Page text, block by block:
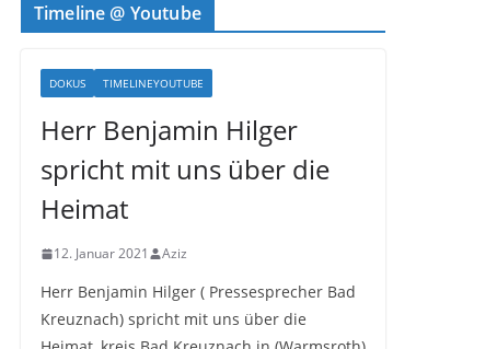
Timeline @ Youtube
DOKUS TIMELINEYOUTUBE
Herr Benjamin Hilger
spricht mit uns über die
Heimat
12. Januar 2021 Aziz
Herr Benjamin Hilger ( Pressesprecher Bad
Kreuznach) spricht mit uns über die